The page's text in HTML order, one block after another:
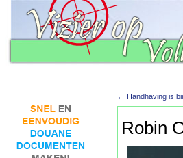
← Handhaving is
Robin